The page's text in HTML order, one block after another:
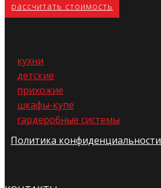
расс​читать стоимость
кухни
детские
прихожие
шкафы-купе
гардеробные системы
Политика конфиденциальности